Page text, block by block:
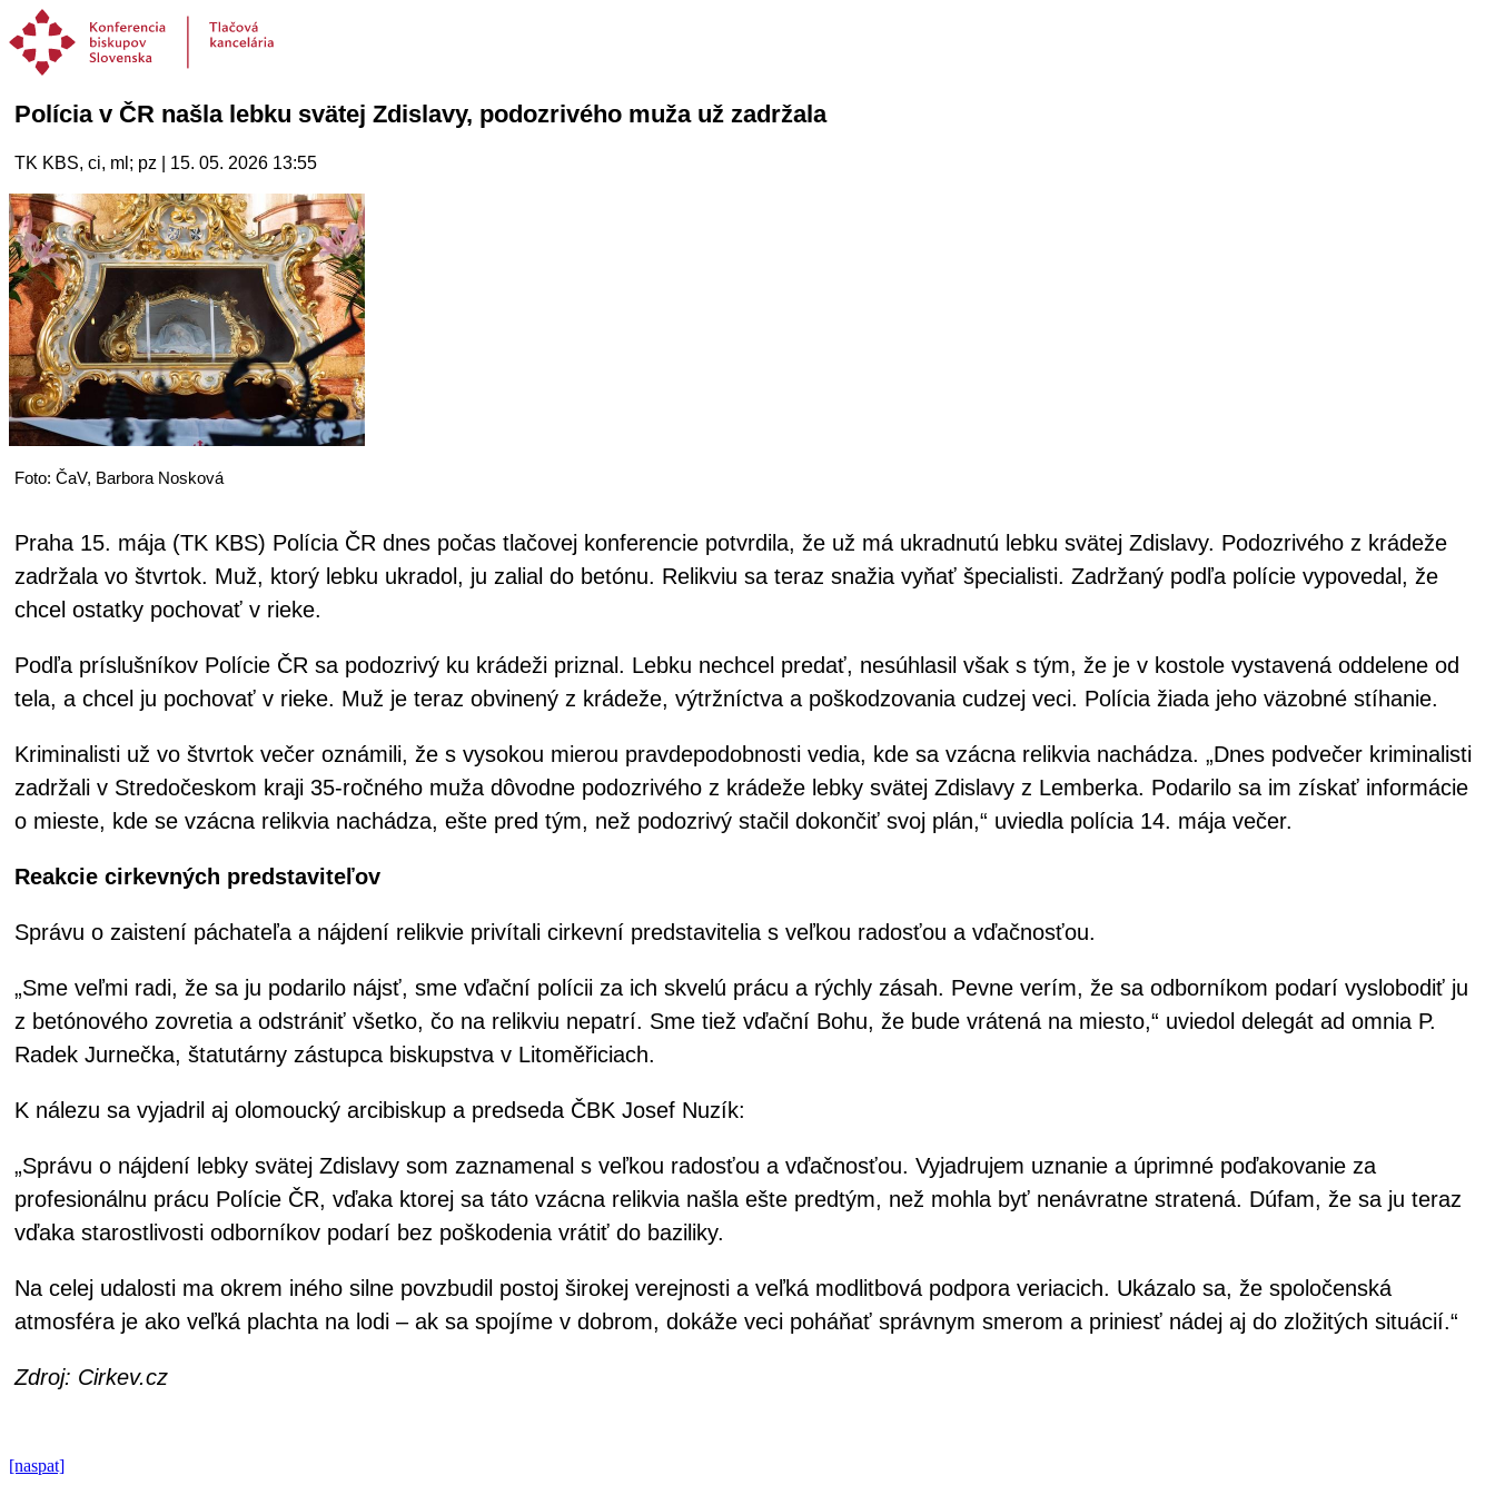
Polícia v ČR našla lebku svätej Zdislavy, podozrivého muža už zadržala
TK KBS, ci, ml; pz | 15. 05. 2026 13:55
Foto: ČaV, Barbora Nosková
Praha 15. mája (TK KBS) Polícia ČR dnes počas tlačovej konferencie potvrdila, že už má ukradnutú lebku svätej Zdislavy. Podozrivého z krádeže
zadržala vo štvrtok. Muž, ktorý lebku ukradol, ju zalial do betónu. Relikviu sa teraz snažia vyňať špecialisti. Zadržaný podľa polície vypovedal, že
chcel ostatky pochovať v rieke.
Podľa príslušníkov Polície ČR sa podozrivý ku krádeži priznal. Lebku nechcel predať, nesúhlasil však s tým, že je v kostole vystavená oddelene od
tela, a chcel ju pochovať v rieke. Muž je teraz obvinený z krádeže, výtržníctva a poškodzovania cudzej veci. Polícia žiada jeho väzobné stíhanie.
Kriminalisti už vo štvrtok večer oznámili, že s vysokou mierou pravdepodobnosti vedia, kde sa vzácna relikvia nachádza. „Dnes podvečer kriminalisti
zadržali v Stredočeskom kraji 35-ročného muža dôvodne podozrivého z krádeže lebky svätej Zdislavy z Lemberka. Podarilo sa im získať informácie
o mieste, kde se vzácna relikvia nachádza, ešte pred tým, než podozrivý stačil dokončiť svoj plán,“ uviedla polícia 14. mája večer.
Reakcie cirkevných predstaviteľov
Správu o zaistení páchateľa a nájdení relikvie privítali cirkevní predstavitelia s veľkou radosťou a vďačnosťou.
„Sme veľmi radi, že sa ju podarilo nájsť, sme vďační polícii za ich skvelú prácu a rýchly zásah. Pevne verím, že sa odborníkom podarí vyslobodiť ju
z betónového zovretia a odstrániť všetko, čo na relikviu nepatrí. Sme tiež vďační Bohu, že bude vrátená na miesto,“ uviedol delegát ad omnia P.
Radek Jurnečka, štatutárny zástupca biskupstva v Litoměřiciach.
K nálezu sa vyjadril aj olomoucký arcibiskup a predseda ČBK Josef Nuzík:
„Správu o nájdení lebky svätej Zdislavy som zaznamenal s veľkou radosťou a vďačnosťou. Vyjadrujem uznanie a úprimné poďakovanie za
profesionálnu prácu Polície ČR, vďaka ktorej sa táto vzácna relikvia našla ešte predtým, než mohla byť nenávratne stratená. Dúfam, že sa ju teraz
vďaka starostlivosti odborníkov podarí bez poškodenia vrátiť do baziliky.
Na celej udalosti ma okrem iného silne povzbudil postoj širokej verejnosti a veľká modlitbová podpora veriacich. Ukázalo sa, že spoločenská
atmosféra je ako veľká plachta na lodi – ak sa spojíme v dobrom, dokáže veci poháňať správnym smerom a priniesť nádej aj do zložitých situácií.“
Zdroj: Cirkev.cz
[naspat]